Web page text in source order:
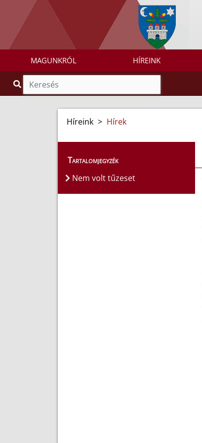
MAGUNKRÓL HÍREINK
Híreink > Hírek
Tartalomjegyzék
Nem volt tűzeset